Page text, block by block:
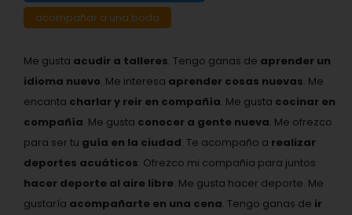
acompañar a una boda
Me gusta acudir a talleres. Tengo ganas de aprender un
idioma nuevo. Me interesa aprender cosas nuevas. Me
encanta charlar y reir en compañía. Me gusta cocinar en
compañía. Me gusta conocer a gente nueva. Me ofrezco
para ser tu guía en la ciudad. Te acompaño a realizar
deportes acuáticos. Ofrezco mi compañia para juntos
hacer deporte al aire libre. Me gusta hacer deporte. Me
gustaría acompañarte en una cena. Tengo ganas de ir